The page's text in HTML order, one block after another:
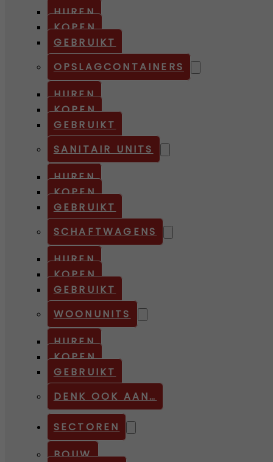
HUREN
KOPEN
GEBRUIKT
OPSLAGCONTAINERS
HUREN
KOPEN
GEBRUIKT
SANITAIR UNITS
HUREN
KOPEN
GEBRUIKT
SCHAFTWAGENS
HUREN
KOPEN
GEBRUIKT
WOONUNITS
HUREN
KOPEN
GEBRUIKT
DENK OOK AAN…
SECTOREN
BOUW